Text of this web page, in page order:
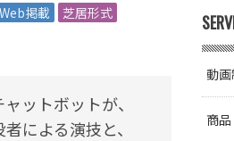
Web掲載
芝居形式
ットボットが、
による演技と、
動
商